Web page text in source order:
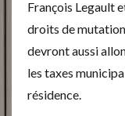
François Legault
droits de
devront aussi
les taxes
résidence.